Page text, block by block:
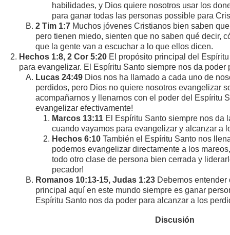
habilidades, y Dios quiere nosotros usar los
para ganar todas las personas possible para
2 Tim 1:7 Muchos jóvenes Cristianos bien saben
pero tienen miedo, sienten que no saben qué decir,
que la gente van a escuchar a lo que ellos dicen.
Hechos 1:8, 2 Cor 5:20 El propósito principal del
para evangelizar. El Espíritu Santo siempre nos da poder
Lucas 24:49 Dios nos ha llamado a cada uno de
perdidos, pero Dios no quiere nosotros evangelizar
acompañarnos y llenarnos con el poder del Espíritu
evangelizar efectivamente!
Marcos 13:11 El Espíritu Santo siempre nos da
cuando vayamos para evangelizar y alcanzar a
Hechos 6:10 También el Espíritu Santo nos
podemos evangelizar directamente a los
todo otro clase de persona bien cerrada y
pecador!
Romanos 10:13-15, Judas 1:23 Debemos
principal aquí en este mundo siempre es ganar
Espíritu Santo nos da poder para alcanzar a los
Discusión